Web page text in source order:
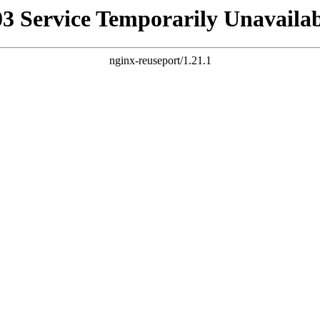
Service Temporarily
nginx-reuseport/1.21.1